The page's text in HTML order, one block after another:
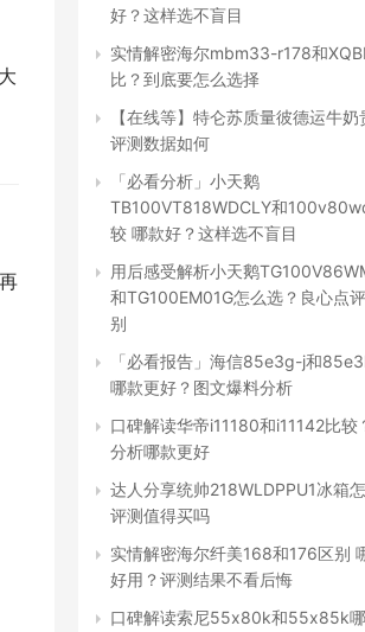
好？这样选不盲目
实情解密海尔mbm33-r178和
比？到底要怎么选择
【在线等】特仑苏质量彼德运牛奶
评测数据如何
「必看分析」小天鹅
TB100VT818WDCLY和
较 哪款好？这样选不盲目
用后感受解析小天鹅
和TG100EM01G怎么选？良心点
别
「必看报告」海信85e3g-j和
哪款更好？图文爆料分析
口碑解读华帝i11180和i11142比较
分析哪款更好
达人分享统帅218WLDPPU1冰箱
评测值得买吗
实情解密海尔纤美168和176区别
好用？评测结果不看后悔
口碑解读索尼55x80k和55x85k